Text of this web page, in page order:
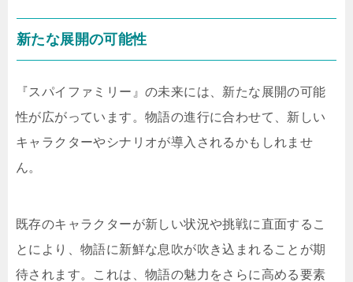
新たな展開の可能性
『スパイファミリー』の未来には、新たな展開の可能
性が広がっています。物語の進行に合わせて、新しい
キャラクターやシナリオが導入されるかもしれませ
ん。
既存のキャラクターが新しい状況や挑戦に直面するこ
とにより、物語に新鮮な息吹が吹き込まれることが期
待されます。これは、物語の魅力をさらに高める要素